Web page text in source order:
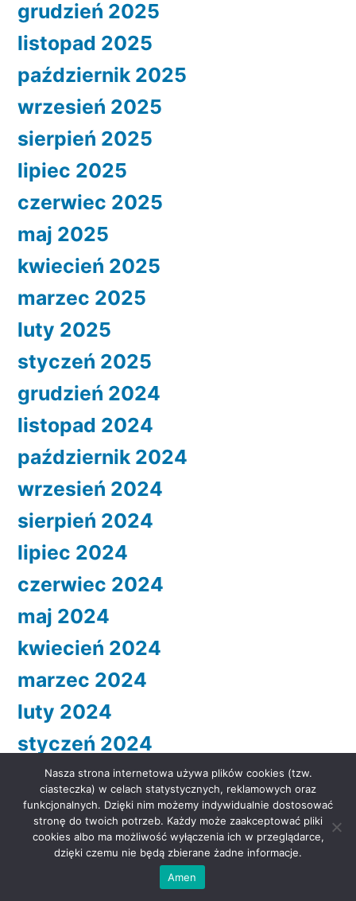
grudzień 2025
listopad 2025
październik 2025
wrzesień 2025
sierpień 2025
lipiec 2025
czerwiec 2025
maj 2025
kwiecień 2025
marzec 2025
luty 2025
styczeń 2025
grudzień 2024
listopad 2024
październik 2024
wrzesień 2024
sierpień 2024
lipiec 2024
czerwiec 2024
maj 2024
kwiecień 2024
marzec 2024
luty 2024
styczeń 2024
grudzień 2023
listopad 2023
październik 2023
wrzesień 2023
Nasza strona internetowa używa plików cookies (tzw.
ciasteczka) w celach statystycznych, reklamowych oraz
funkcjonalnych. Dzięki nim możemy indywidualnie dostosować
stronę do twoich potrzeb. Każdy może zaakceptować pliki
cookies albo ma możliwość wyłączenia ich w przeglądarce,
dzięki czemu nie będą zbierane żadne informacje.
Amen